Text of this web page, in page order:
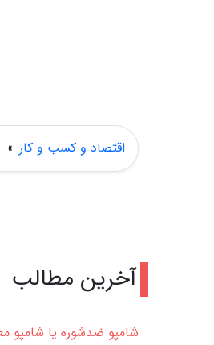
اقتصاد و کسب و کار »
آخرین مطالب
شامپو ضدشوره یا شامپو